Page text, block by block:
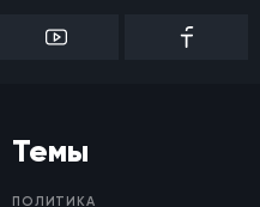
Темы
ПОЛИТИКА